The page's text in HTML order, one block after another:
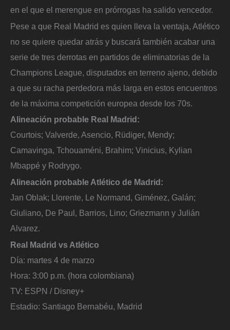
en el que el merengue en prórrogas ha salido vencedor.
Pese a que Real Madrid es quien lleva la ventaja, Atlético
no se quiere quedar atrás y buscará también acabar una
serie de tres derrotas en partidos de eliminatorias de la
Champions League, disputados en terreno ajeno, debido
a que su racha perdedora más larga en estos encuentros
de la máxima competición europea desde los 70s.
Alineación probable Real Madrid:
Courtois; Valverde, Asencio, Rüdiger, Mendy;
Camavinga, Tchouaméni, Brahim; Vinicius, Kylian
Mbappé y Rodrygo.
Alineación probable Atlético de Madrid:
Jan Oblak; Llorente, Le Normand, Giménez, Galán;
Giuliano, De Paul, Barrios, Lino; Griezmann y Julián
Alvarez.
Real Madrid vs Atlético
Día: martes 4 de marzo
Hora: 3:00 p.m. (hora colombiana)
TV: ESPN / Disney+
Estadio: Santiago Bernabéu, Madrid